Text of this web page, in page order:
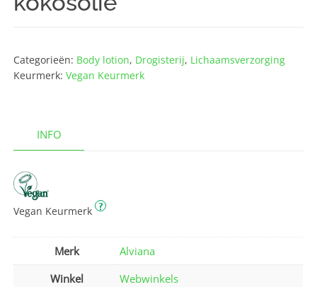
Categorieën: Body lotion, Drogisterij, Lichaams­verzorging
Keurmerk:Vegan Keurmerk
INFO
Vegan Keurmerk ?
Merk
Alviana
Winkel
Webwinkels